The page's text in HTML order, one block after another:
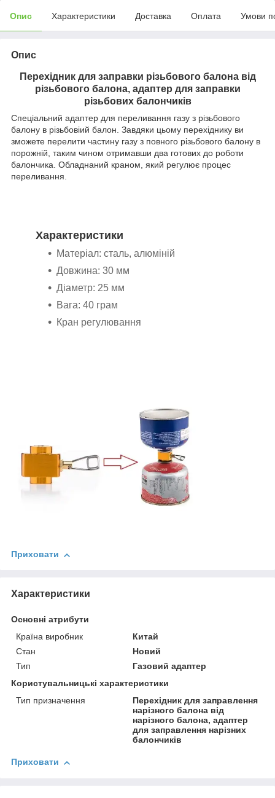
Опис Характеристики Доставка Оплата Умови
Опис
Перехідник для заправки різьбового балона від
різьбового балона, адаптер для заправки
різьбових балончиків
Спеціальний адаптер для переливання газу з різьбового
балону в різьбовіий балон. Завдяки цьому перехіднику ви
зможете перелити частину газу з повного різьбового балону в
порожній, таким чином отримавши два готових до роботи
балончика. Обладнаний краном, який регулює процес
переливання.
Характеристики
Матеріал: сталь, алюміній
Довжина: 30 мм
Діаметр: 25 мм
Вага: 40 грам
Кран регулювання
Приховати
Характеристики
Основні атрибути
Країна виробник
Китай
Стан
Новий
Тип
Газовий адаптер
Користувальницькі характеристики
Тип призначення
Перехідник для заправлення
нарізного балона від
нарізного балона, адаптер
для заправлення нарізних
балончиків
Приховати